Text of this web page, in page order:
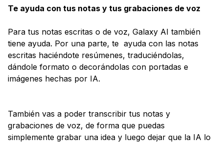
Te ayuda con tus notas y tus grabaciones de voz
Para tus notas escritas o de voz, Galaxy AI también
tiene ayuda. Por una parte, te ayuda con las notas
escritas haciéndote resúmenes, traduciéndolas,
dándole formato o decorándolas con portadas e
imágenes hechas por IA.
También vas a poder transcribir tus notas y
grabaciones de voz, de forma que puedas
simplemente grabar una idea y luego dejar que la IA lo